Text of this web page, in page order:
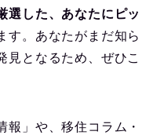
選した、あなたにピッ
す。あなたがまだ知ら
見となるため、ぜひこ
報」や、移住コラム・